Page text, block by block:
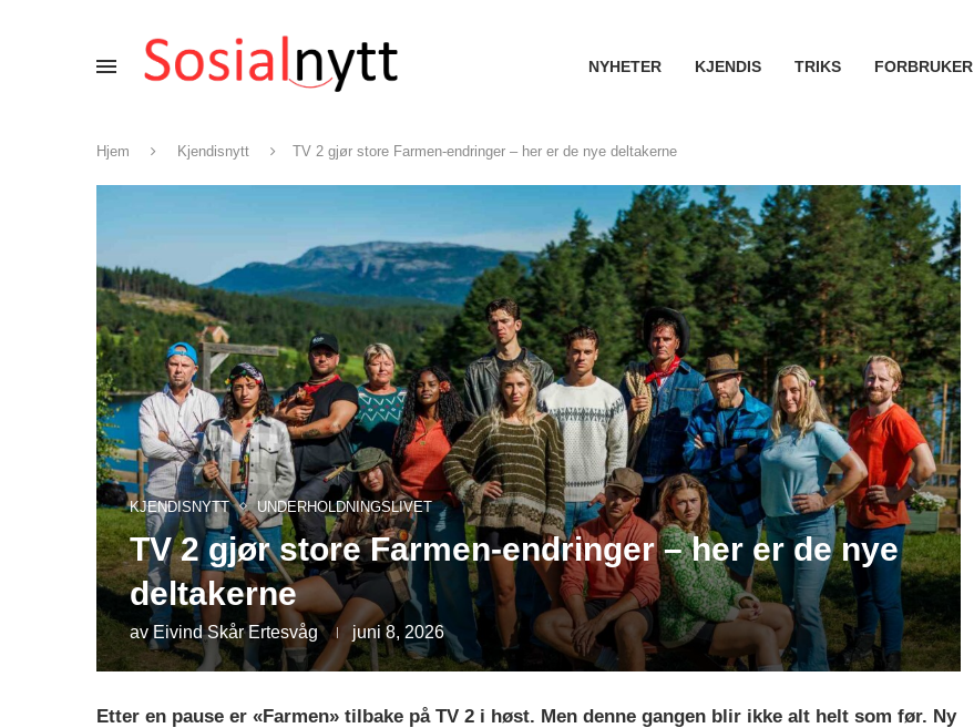
NYHETER KJENDIS TRIKS FORBRUKER
Hjem Kjendisnytt TV 2 gjør store Farmen-endringer – her er de nye deltakerne
KJENDISNYTT UNDERHOLDNINGSLIVET
TV 2 gjør store Farmen-endringer – her er de nye
deltakerne
av Eivind Skår Ertesvåg juni 8, 2026
Etter en pause er «Farmen» tilbake på TV 2 i høst. Men denne gangen blir ikke alt helt som før. Ny